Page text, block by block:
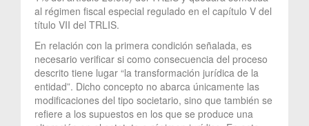
al régimen fiscal especial regulado en el capítulo V del
título VII del TRLIS.
En relación con la primera condición señalada, es
necesario verificar si como consecuencia del proceso
descrito tiene lugar “la transformación jurídica de la
entidad”. Dicho concepto no abarca únicamente las
modificaciones del tipo societario, sino que también se
refiere a los supuestos en los que se produce una